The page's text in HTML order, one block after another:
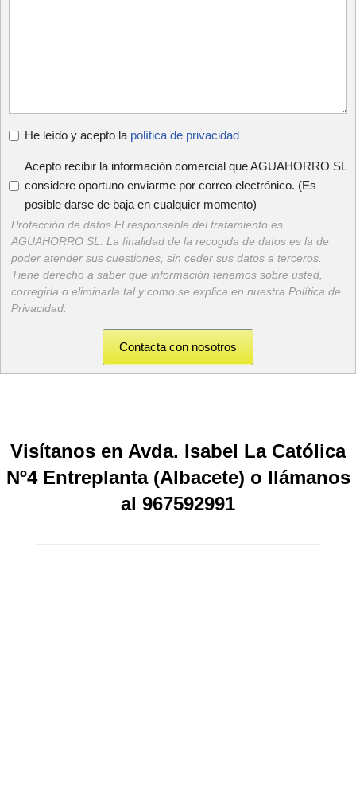
He leído y acepto la política de privacidad
Acepto recibir la información comercial que AGUAHORRO SL
considere oportuno enviarme por correo electrónico. (Es
posible darse de baja en cualquier momento)
Protección de datos El responsable del tratamiento es
AGUAHORRO SL. La finalidad de la recogida de datos es la de
poder atender sus cuestiones, sin ceder sus datos a terceros.
Tiene derecho a saber qué información tenemos sobre usted,
corregirla o eliminarla tal y como se explica en nuestra Política de
Privacidad.
Contacta con nosotros
Visítanos en Avda. Isabel La Católica
Nº4 Entreplanta (Albacete) o llámanos
al 967592991